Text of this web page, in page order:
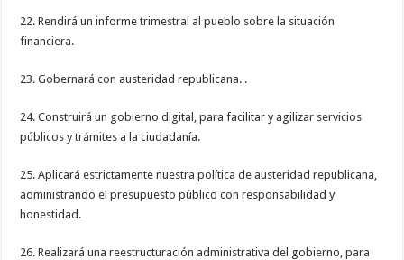
22. Rendirá un informe trimestral al pueblo sobre la situación
financiera.
23. Gobernará con austeridad republicana. .
24. Construirá un gobierno digital, para facilitar y agilizar servicios
públicos y trámites a la ciudadanía.
25. Aplicará estrictamente nuestra política de austeridad republicana,
administrando el presupuesto público con responsabilidad y
honestidad.
26. Realizará una reestructuración administrativa del gobierno, para